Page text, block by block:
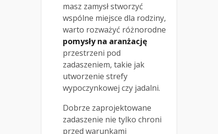
masz zamysł stworzyć
wspólne miejsce dla rodziny,
warto rozważyć różnorodne
pomysły na aranżację
przestrzeni pod
zadaszeniem, takie jak
utworzenie strefy
wypoczynkowej czy jadalni.
Dobrze zaprojektowane
zadaszenie nie tylko chroni
przed warunkami